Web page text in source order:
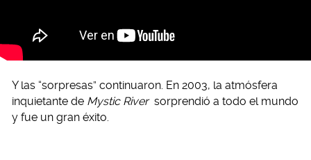
Y las “sorpresas” continuaron. En 2003, la atmósfera
inquietante de Mystic River sorprendió a todo el mundo
y fue un gran éxito.